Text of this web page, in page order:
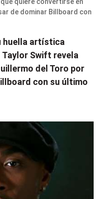
huella artística
Swift revela
del Toro por
con su último